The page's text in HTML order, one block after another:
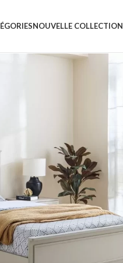
NOUVELLE COLLECTION